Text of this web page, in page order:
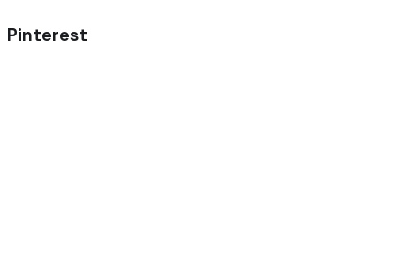
Pinterest